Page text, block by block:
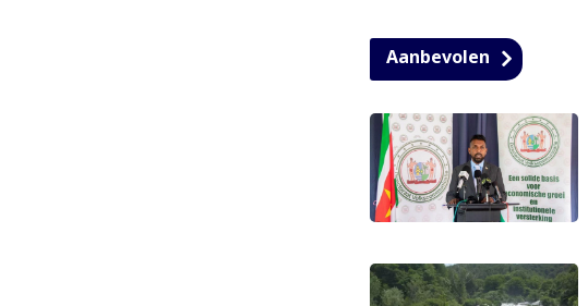
Aanbevolen